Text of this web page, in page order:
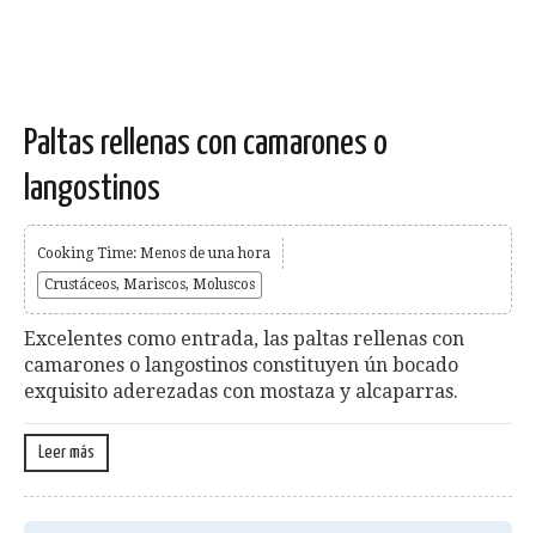
Paltas rellenas con camarones o
langostinos
Cooking Time: Menos de una hora
Crustáceos, Mariscos, Moluscos
Excelentes como entrada, las paltas rellenas con
camarones o langostinos constituyen ún bocado
exquisito aderezadas con mostaza y alcaparras.
Leer más